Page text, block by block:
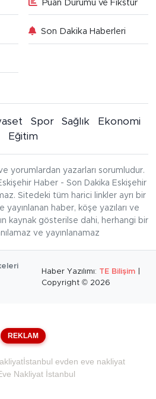
Puan Durumu ve Fikstür
Son Dakika Haberleri
Spor Sağlık
Ekonomi
Eğitim
yorumlardan yazarları sorumludur.
Haber - Son Dakika Eskişehir
Sitedeki tüm harici linkler ayrı bir
yayınlanan haber, köşe yazıları ve
kaynak gösterilse dahi, herhangi bir
ve yayınlanamaz
Haber Yazılımı: TE Bilişim
Copyright © 2026
REKLAM
İstanbul evden eve nakliyat
Nakliyat İstanbul